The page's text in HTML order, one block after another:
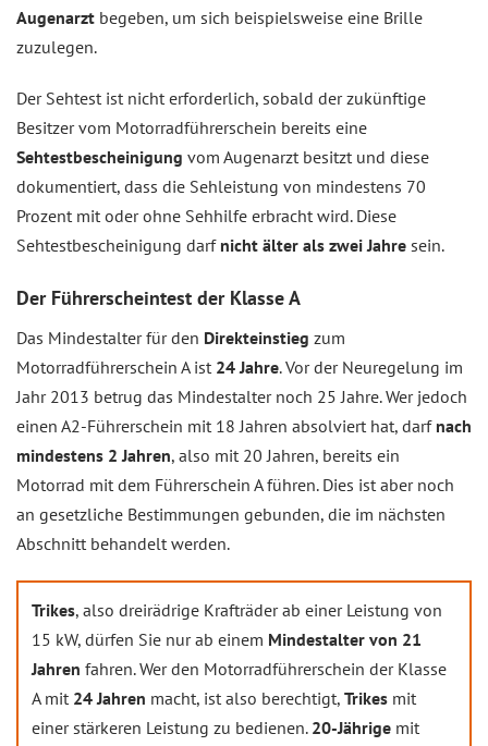
Augenarzt begeben, um sich beispielsweise eine Brille
zuzulegen.
Der Sehtest ist nicht erforderlich, sobald der zukünftige
Besitzer vom Motorradführerschein bereits eine
Sehtestbescheinigung vom Augenarzt besitzt und diese
dokumentiert, dass die Sehleistung von mindestens 70
Prozent mit oder ohne Sehhilfe erbracht wird. Diese
Sehtestbescheinigung darf nicht älter als zwei Jahre sein.
Der Führerscheintest der Klasse A
Das Mindestalter für den Direkteinstieg zum
Motorradführerschein A ist 24 Jahre. Vor der Neuregelung im
Jahr 2013 betrug das Mindestalter noch 25 Jahre. Wer jedoch
einen A2-Führerschein mit 18 Jahren absolviert hat, darf nach
mindestens 2 Jahren, also mit 20 Jahren, bereits ein
Motorrad mit dem Führerschein A führen. Dies ist aber noch
an gesetzliche Bestimmungen gebunden, die im nächsten
Abschnitt behandelt werden.
Trikes, also dreirädrige Krafträder ab einer Leistung von
15 kW, dürfen Sie nur ab einem Mindestalter von 21
Jahren fahren. Wer den Motorradführerschein der Klasse
A mit 24 Jahren macht, ist also berechtigt, Trikes mit
einer stärkeren Leistung zu bedienen. 20-Jährige mit